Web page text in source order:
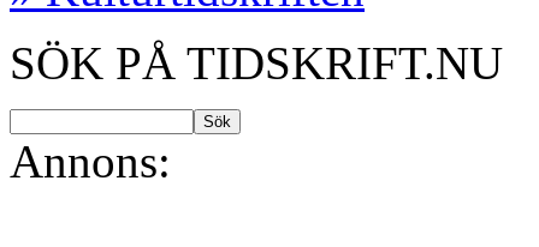
SÖK PÅ TIDSKRIFT.NU
Annons: